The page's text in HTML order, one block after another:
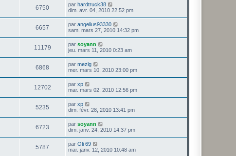
6750 par hardtruck38
dim. avr. 04, 2010 22:52 pm
6657 par angelius93330
sam. mars 27, 2010 14:32 pm
11179 par soyann
jeu. mars 11, 2010 0:23 am
6868 par mezig
mer. mars 10, 2010 23:00 pm
12702 par xp
mar. mars 02, 2010 12:56 pm
5235 par xp
dim. févr. 28, 2010 13:41 pm
6723 par soyann
dim. janv. 24, 2010 14:37 pm
5787 par Oli 69
mar. janv. 12, 2010 10:48 am